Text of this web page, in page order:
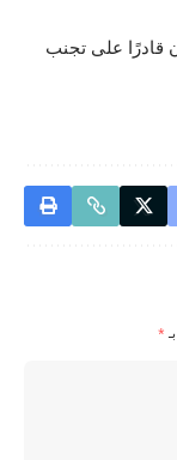
قادرًا على تجنب
*